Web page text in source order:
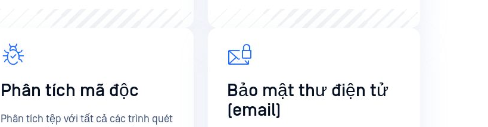
Phân tích mã độc
Phân tích tệp với tất cả các trình quét
Bảo mật thư điện tử
(email)